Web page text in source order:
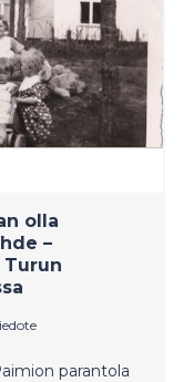
olla
–
parantola